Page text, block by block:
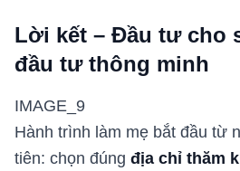
Lời kết – Đầu tư cho
đầu tư thông minh
IMAGE_9
Hành trình làm mẹ bắt đầu từ
tiên: chọn đúng địa chỉ thăm